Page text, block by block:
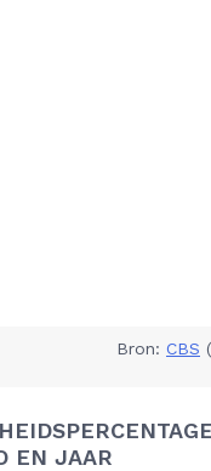
Bron: CBS
EN JAAR